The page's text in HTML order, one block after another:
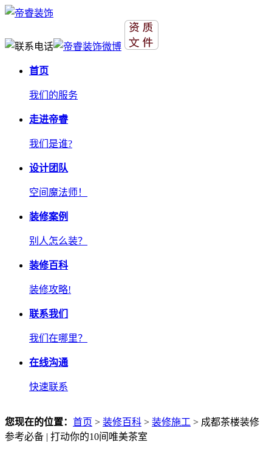
首页
我们的服务
走进帝睿
我们是谁?
设计团队
空间魔法师！
装修案例
别人怎么装？
装修百科
装修攻略!
联系我们
我们在哪里？
在线沟通
快速联系
您现在的位置： 首页 > 装修百科 > 装修施工 > 成都茶楼装修
参考必备 | 打动你的10间唯美茶室